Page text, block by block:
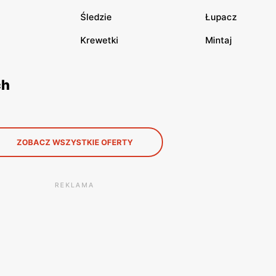
Śledzie Łupacz
Krewetki Mintaj
ZOBACZ WSZYSTKIE OFERTY
REKLAMA